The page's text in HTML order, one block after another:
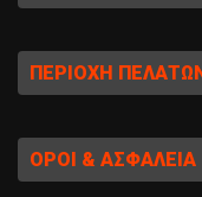
ΠΕΡΙΟΧΉ ΠΕΛΑΤΏΝ
ΌΡΟΙ & ΑΣΦΆΛΕΙΑ